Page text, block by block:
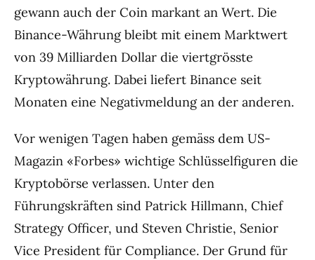
gewann auch der Coin markant an Wert. Die
Binance-Währung bleibt mit einem Marktwert
von 39 Milliarden Dollar die viertgrösste
Kryptowährung. Dabei liefert Binance seit
Monaten eine Negativmeldung an der anderen.
Vor wenigen Tagen haben gemäss dem US-
Magazin «Forbes» wichtige Schlüsselfiguren die
Kryptobörse verlassen. Unter den
Führungskräften sind Patrick Hillmann, Chief
Strategy Officer, und Steven Christie, Senior
Vice President für Compliance. Der Grund für